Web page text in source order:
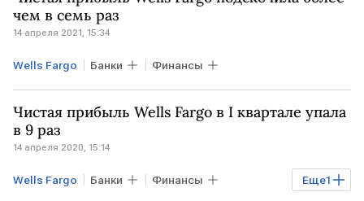
чем в семь раз
14 апреля 2021, 15:34
Wells Fargo Банки Финансы
Чистая прибыль Wells Fargo в I квартале упала
в 9 раз
14 апреля 2020, 15:14
Еще1
Wells Fargo Банки Финансы